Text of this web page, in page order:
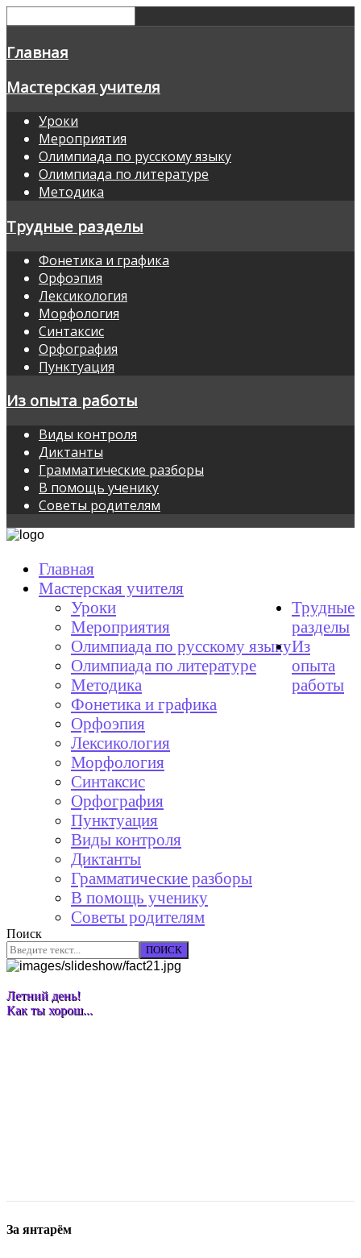
Главная
Мастерская учителя
Уроки
Мероприятия
Олимпиада по русскому языку
Олимпиада по литературе
Методика
Трудные разделы
Фонетика и графика
Орфоэпия
Лексикология
Морфология
Синтаксис
Орфография
Пунктуация
Из опыта работы
Виды контроля
Диктанты
Грамматические разборы
В помощь ученику
Советы родителям
Главная
Мастерская учителя
Уроки
Мероприятия
Олимпиада по русскому языку
Олимпиада по литературе
Методика
Трудные
разделы
Фонетика и графика
Орфоэпия
Лексикология
Морфология
Синтаксис
Орфография
Пунктуация
Из
опыта
работы
Виды контроля
Диктанты
Грамматические разборы
В помощь ученику
Советы родителям
Поиск
ПОИСК
Летний день!
Как ты хорош...
За янтарём